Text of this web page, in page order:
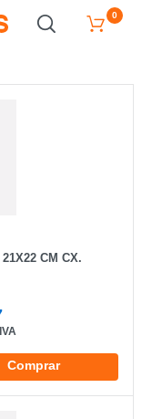
0
CM CX.
Comprar